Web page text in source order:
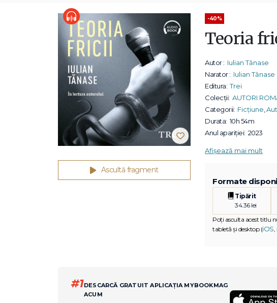
Ascultă fragment
-40%
Teoria
Autor : Iulian Tănase
Narator : Iulian Tănase
Editura: Trei
Colecții: AUTORI
Categorii: Ficțiune
Durata: 10h 54m
Anul apariției: 2023
Afișează mai mult
Formate
Tipărit
34.36 lei
Poți asculta acest titlu
tabletă și desktop (iOS,
#1DESCARCĂ GRATUIT APLICAȚIA MYBOOKMAG
ACUM